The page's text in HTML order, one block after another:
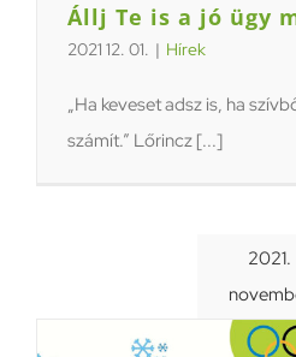
Állj Te is a jó ügy
2021 12. 01. | Hírek
„Ha keveset adsz is, ha
számít.” Lőrincz [...]
2021.